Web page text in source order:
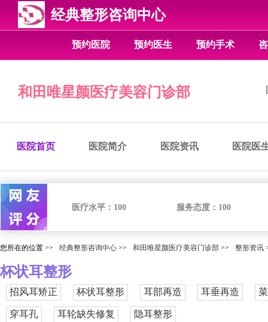
经典整形咨询中心
预约医院 预约医生 预约手术
和田唯星颜医疗美容门诊部
医院首页 医院简介 医院资讯 医院医
医疗水平： 100 服务态度： 100
您所在的位置 >> 经典整形咨询中心 >> 和田唯星颜医疗美容门诊部 >> 整形资讯
杯状耳整形
招风耳矫正 杯状耳整形 耳部再造 耳垂再造
穿耳孔 耳轮缺失修复 隐耳整形